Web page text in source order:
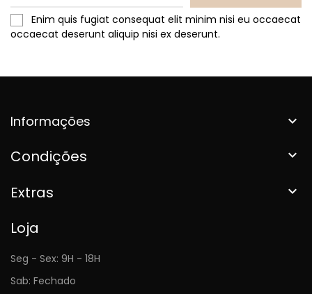
Enim quis fugiat consequat elit minim nisi eu occaecat
occaecat deserunt aliquip nisi ex deserunt.
Informações 
Condições 
Extras 
Loja
Seg - Sex: 9H - 18H
Sab: Fechado